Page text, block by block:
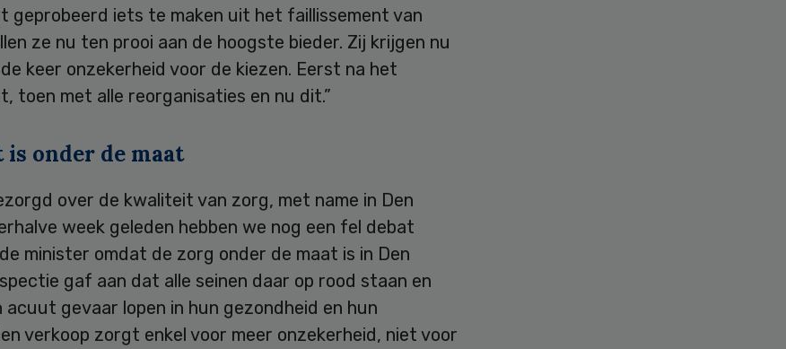
geprobeerd iets te maken uit het faillissement van
ze nu ten prooi aan de hoogste bieder. Zij krijgen nu
keer onzekerheid voor de kiezen. Eerst na het
toen met alle reorganisaties en nu dit.”
onder de maat
over de kwaliteit van zorg, met name in Den
week geleden hebben we nog een fel debat
minister omdat de zorg onder de maat is in Den
gaf aan dat alle seinen daar op rood staan en
acuut gevaar lopen in hun gezondheid en hun
verkoop zorgt enkel voor meer onzekerheid, niet voor